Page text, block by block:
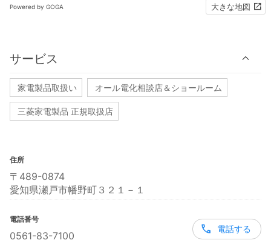
Powered by GOGA 大きな地図
サービス
家電製品取扱い オール電化相談店＆ショールーム
三菱家電製品 正規取扱店
住所
〒489-0874
愛知県瀬戸市幡野町３２１－１
電話番号
0561-83-7100
電話する